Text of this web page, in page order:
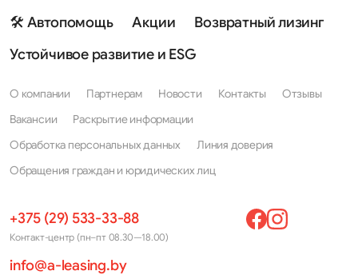
🛠 Автопомощь
Акции
Возвратный лизинг
Устойчивое развитие и ESG
О компании Партнерам Новости Контакты
Отзывы
Вакансии
Раскрытие информации
Обработка персональных данных
Линия доверия
Обращения граждан и юридических лиц
+375 (29) 533-33-88
Контакт-центр (пн–пт 08.30—18.00)
info@a-leasing.by